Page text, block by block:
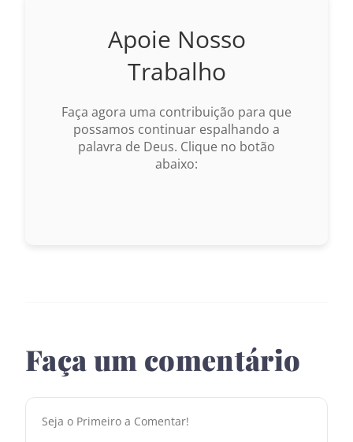
Apoie Nosso
Trabalho
Faça agora uma contribuição para que
possamos continuar espalhando a
palavra de Deus. Clique no botão
abaixo:
Faça um comentário